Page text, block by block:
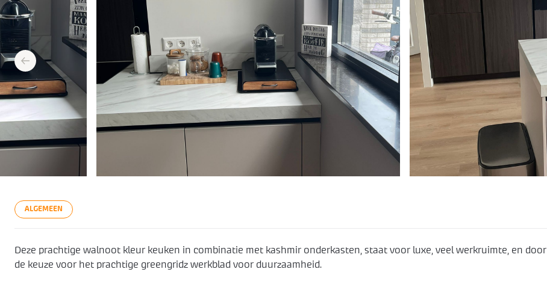
prev
ALGEMEEN
Deze prachtige walnoot kleur keuken in combinatie met kashmir onderkasten, staat voor luxe, veel werkruimte, en door
de keuze voor het prachtige greengridz werkblad voor duurzaamheid.